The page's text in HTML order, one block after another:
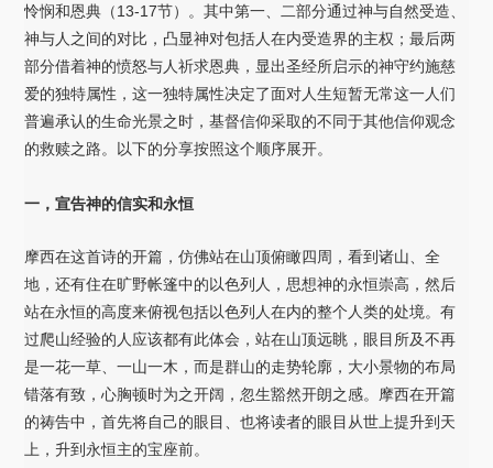
怜悯和恩典（13-17节）。其中第一、二部分通过神与自然受造、
神与人之间的对比，凸显神对包括人在内受造界的主权；最后两
部分借着神的愤怒与人祈求恩典，显出圣经所启示的神守约施慈
爱的独特属性，这一独特属性决定了面对人生短暂无常这一人们
普遍承认的生命光景之时，基督信仰采取的不同于其他信仰观念
的救赎之路。以下的分享按照这个顺序展开。
一，宣告神的信实和永恒
摩西在这首诗的开篇，仿佛站在山顶俯瞰四周，看到诸山、全
地，还有住在旷野帐篷中的以色列人，思想神的永恒崇高，然后
站在永恒的高度来俯视包括以色列人在内的整个人类的处境。有
过爬山经验的人应该都有此体会，站在山顶远眺，眼目所及不再
是一花一草、一山一木，而是群山的走势轮廓，大小景物的布局
错落有致，心胸顿时为之开阔，忽生豁然开朗之感。摩西在开篇
的祷告中，首先将自己的眼目、也将读者的眼目从世上提升到天
上，升到永恒主的宝座前。